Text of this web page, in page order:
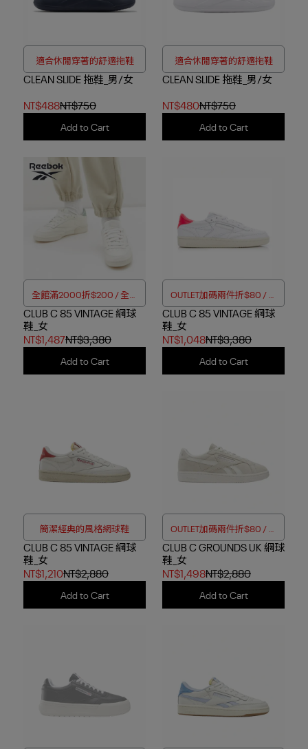
適合休閒穿著的舒適拖鞋
CLEAN SLIDE 拖鞋_男/女
NT$488NT$750
Add to Cart
適合休閒穿著的舒適拖鞋
CLEAN SLIDE 拖鞋_男/女
NT$480NT$750
Add to Cart
全館滿2000折$200 / 全館
滿4000折$350
CLUB C 85 VINTAGE 網球
鞋_女
NT$1,487NT$3,380
Add to Cart
OUTLET加碼兩件折$80 / 四
件折$188
CLUB C 85 VINTAGE 網球
鞋_女
NT$1,048NT$3,380
Add to Cart
簡潔經典的風格網球鞋
CLUB C 85 VINTAGE 網球
鞋_女
NT$1,210NT$2,880
Add to Cart
OUTLET加碼兩件折$80 / 四
件折$188
CLUB C GROUNDS UK 網球
鞋_女
NT$1,498NT$2,880
Add to Cart